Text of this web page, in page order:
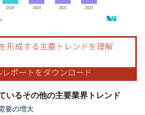
再利用にはCC BY 4.0の表示が必要です。
いるその他の主要業界トレンド
要の増大